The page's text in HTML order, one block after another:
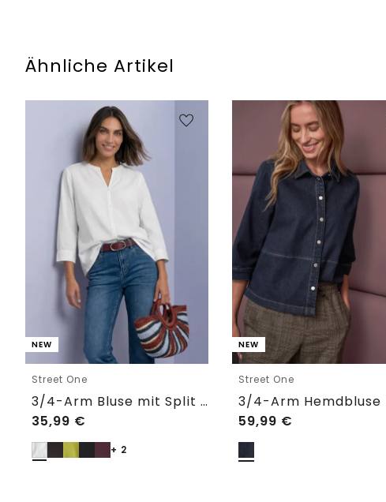
Ähnliche Artikel
NEW
Street One
3/4-Arm Bluse mit Split Neck
35,99 €
+ 2
NEW
Street One
59,99 €